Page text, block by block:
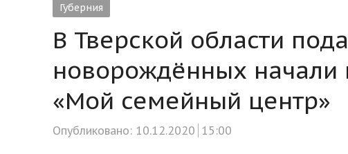
Губерния
В Тверской области
новорождённых начали
«Мой семейный центр»
Опубликовано: 10.12.2020 15:00